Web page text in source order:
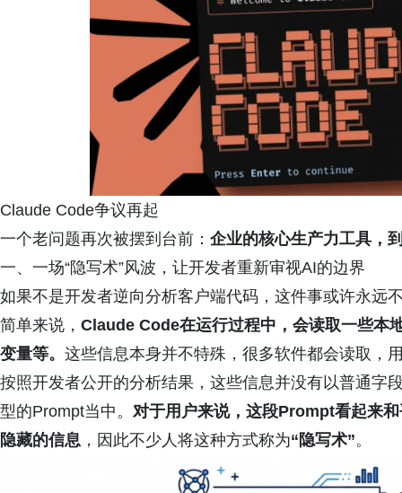
Claude Code争议再起
一个老问题再次被摆到台前： 企业的核心生产力工具，
一、一场“隐写术”风波，让开发者重新审视AI的边界
如果不是开发者逆向分析客户端代码，这件事或许永远
简单来说， Claude Code在运行过程中，会读取一些本
变量等。 这些信息本身并不特殊，很多软件都会读取，
按照开发者公开的分析结果，这些信息并没有以普通字
型的Prompt当中。 对于用户来说，这段Prompt看起来
隐藏的信息 ，因此不少人将这种方式称为“隐写术”。